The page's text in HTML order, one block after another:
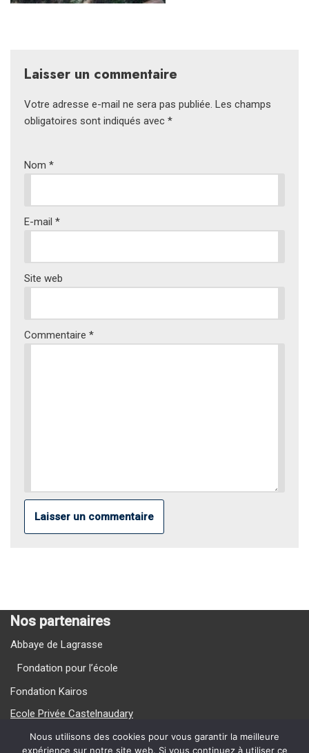
Laisser un commentaire
Votre adresse e-mail ne sera pas publiée. Les champs
obligatoires sont indiqués avec *
Nom *
E-mail *
Site web
Commentaire *
Nos partenaires
Abbaye de Lagrasse
Fondation pour l’école
Fondation Kairos
Ecole Privée Castelnaudary
Ecole Privée Carcassonne
Nous utilisons des cookies pour vous garantir la meilleure
expérience sur notre site web. Si vous continuez à utiliser ce